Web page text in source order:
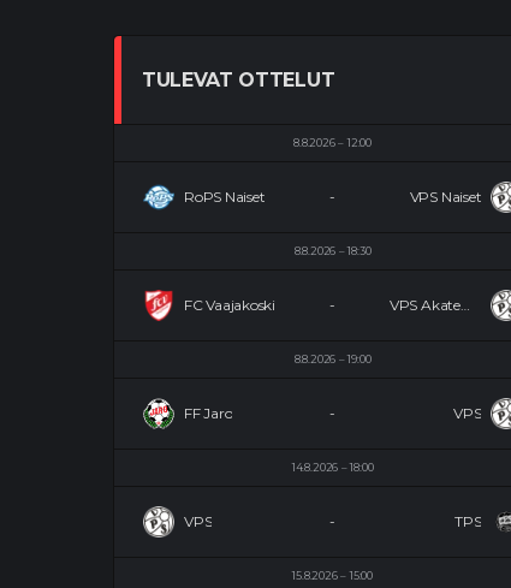
TULEVAT OTTELUT
8.8.2026 12:00
RoPS Naiset VPS Naiset
-
8.8.2026 18:30
FC Vaajakoski VPS Akatemia
-
8.8.2026 19:00
FF Jaro VPS
-
14.8.2026 18:00
VPS TPS
-
15.8.2026 15:00